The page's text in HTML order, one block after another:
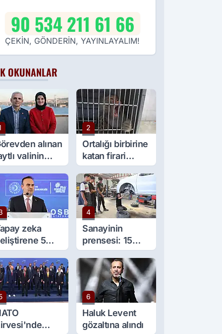
90 534 211 61 66
ÇEKİN, GÖNDERİN, YAYINLAYALIM!
OKUNANLAR
alınan
valinin
sürpriz
görev
2
Ortalığı birbirine
katan firari
maymun, kadını
yaraladı
zeka
5
lira kredi
4
Sanayinin
prensesi: 15
yaşında 5 çırağı
var
6
Haluk Levent
gözaltına alındı